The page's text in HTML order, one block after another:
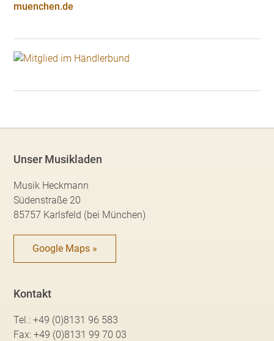
muenchen.de
Unser Musikladen
Musik Heckmann
Südenstraße 20
85757 Karlsfeld (bei München)
Google Maps »
Kontakt
Tel.:+49 (0)8131 96 583
Fax:+49 (0)8131 99 70 03